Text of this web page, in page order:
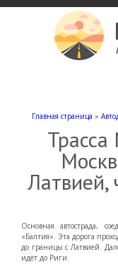
Главная страница »
Латвией,
Основная автострада,
«Балтия». Эта дорога
до границы с Латвией.
идет до Риги.